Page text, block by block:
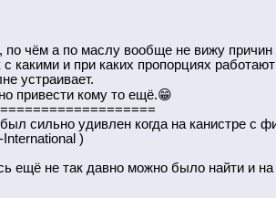
чём а по маслу вообще не вижу причин
с какими и при каких пропорциях
устраивает.
привести кому то ещё.😁
сильно удивлен когда на канистре с
)
ещё не так давно можно было найти и